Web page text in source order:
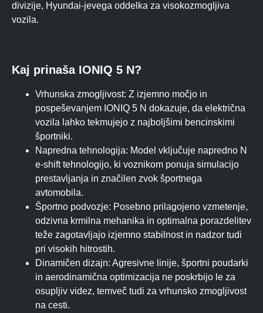
divizije, Hyundai-jevega oddelka za visokozmogljiva
vozila.
Kaj prinaša IONIQ 5 N?
Vrhunska zmogljivost: Z izjemno močjo in
pospeševanjem IONIQ 5 N dokazuje, da električna
vozila lahko tekmujejo z najboljšimi bencinskimi
športniki.
Napredna tehnologija: Model vključuje napredno N
e-shift tehnologijo, ki voznikom ponuja simulacijo
prestavljanja in značilen zvok športnega
avtomobila.
Športno podvozje: Posebno prilagojeno vzmetenje,
odzivna krmilna mehanika in optimalna porazdelitev
teže zagotavljajo izjemno stabilnost in nadzor tudi
pri visokih hitrostih.
Dinamičen dizajn: Agresivne linije, športni poudarki
in aerodinamična optimizacija ne poskrbijo le za
osupljiv videz, temveč tudi za vrhunsko zmogljivost
na cesti.